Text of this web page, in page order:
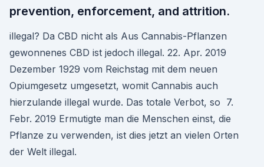
prevention, enforcement, and attrition.
illegal? Da CBD nicht als Aus Cannabis-Pflanzen
gewonnenes CBD ist jedoch illegal. 22. Apr. 2019
Dezember 1929 vom Reichstag mit dem neuen
Opiumgesetz umgesetzt, womit Cannabis auch
hierzulande illegal wurde. Das totale Verbot, so 7.
Febr. 2019 Ermutigte man die Menschen einst, die
Pflanze zu verwenden, ist dies jetzt an vielen Orten
der Welt illegal.